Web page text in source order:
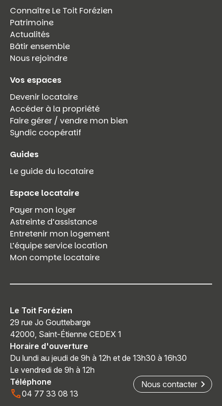
Connaître Le Toit Forézien
Patrimoine
Actualités
Bâtir ensemble
Nous rejoindre
Vos espaces
Devenir locataire
Accéder à la propriété
Faire gérer / vendre mon bien
Syndic coopératif
Guides
Le guide du locataire
Espace locataire
Payer mon loyer
Astreinte d’assistance
Entretenir mon logement
L’équipe service location
Mon compte locataire
Le Toit Forézien
29 rue Jo Gouttebarge
42000, Saint-Étienne CEDEX 1
Horaire d'ouverture
Du lundi au jeudi de 9h à 12h et de 13h30 à 16h30
Le vendredi de 9h à 12h
Téléphone
04 77 33 08 13
Nous contacter